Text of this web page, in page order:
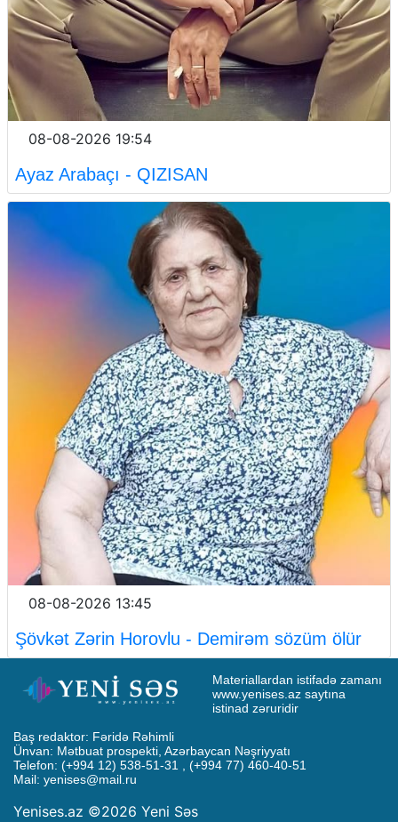
08-08-2026 19:54
Ayaz Arabaçı - QIZISAN
08-08-2026 13:45
Şövkət Zərin Horovlu - Demirəm sözüm ölür
Materiallardan istifadə zamanı
www.yenises.az saytına
istinad zəruridir
Baş redaktor: Fəridə Rəhimli
Ünvan: Mətbuat prospekti, Azərbaycan Nəşriyyatı
Telefon: (+994 12) 538-51-31 , (+994 77) 460-40-51
Mail: yenises@mail.ru
Yenises.az ©2026 Yeni Səs